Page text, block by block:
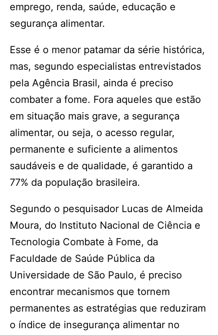
emprego, renda, saúde, educação e
segurança alimentar.
Esse é o menor patamar da série histórica,
mas, segundo especialistas entrevistados
pela Agência Brasil, ainda é preciso
combater a fome. Fora aqueles que estão
em situação mais grave, a segurança
alimentar, ou seja, o acesso regular,
permanente e suficiente a alimentos
saudáveis e de qualidade, é garantido a
77% da população brasileira.
Segundo o pesquisador Lucas de Almeida
Moura, do Instituto Nacional de Ciência e
Tecnologia Combate à Fome, da
Faculdade de Saúde Pública da
Universidade de São Paulo, é preciso
encontrar mecanismos que tornem
permanentes as estratégias que reduziram
o índice de insegurança alimentar no